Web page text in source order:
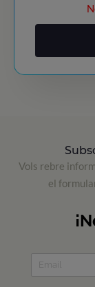
Vols rebre
el